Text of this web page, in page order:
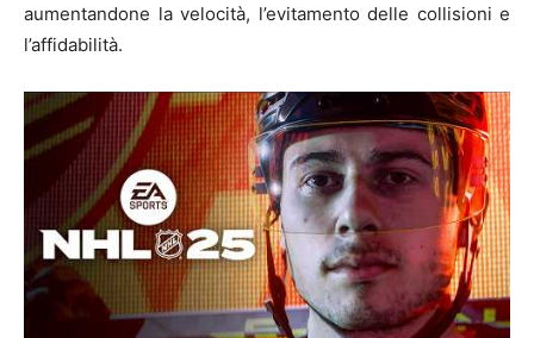
aumentandone la velocità, l’evitamento delle collisioni e
l’affidabilità.